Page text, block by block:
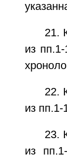
21.
из
22.
из
23.
из